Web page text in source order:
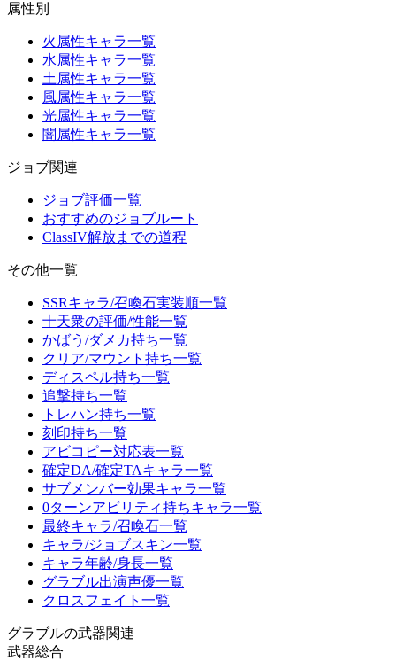
属性別
火属性キャラ一覧
水属性キャラ一覧
土属性キャラ一覧
風属性キャラ一覧
光属性キャラ一覧
闇属性キャラ一覧
ジョブ関連
ジョブ評価一覧
おすすめのジョブルート
ClassIV解放までの道程
その他一覧
SSRキャラ/召喚石実装順一覧
十天衆の評価/性能一覧
かばう/ダメカ持ち一覧
クリア/マウント持ち一覧
ディスペル持ち一覧
追撃持ち一覧
トレハン持ち一覧
刻印持ち一覧
アビコピー対応表一覧
確定DA/確定TAキャラ一覧
サブメンバー効果キャラ一覧
0ターンアビリティ持ちキャラ一覧
最終キャラ/召喚石一覧
キャラ/ジョブスキン一覧
キャラ年齢/身長一覧
グラブル出演声優一覧
クロスフェイト一覧
グラブルの武器関連
武器総合